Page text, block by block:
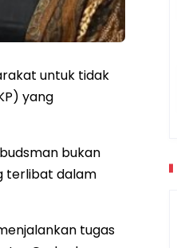
untuk tidak
yang
bukan
terlibat dalam
tugas